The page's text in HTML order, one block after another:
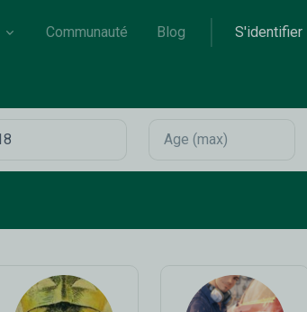
Communauté Blog S'identifier